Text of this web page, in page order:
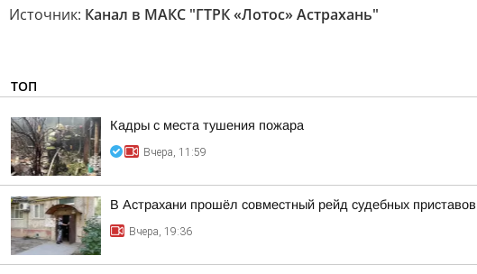
Источник: Канал в МАКС "ГТРК «Лотос» Астрахань"
ТОП
Кадры с места тушения пожара
Вчера, 11:59
В Астрахани прошёл совместный рейд судебных
Вчера, 19:36